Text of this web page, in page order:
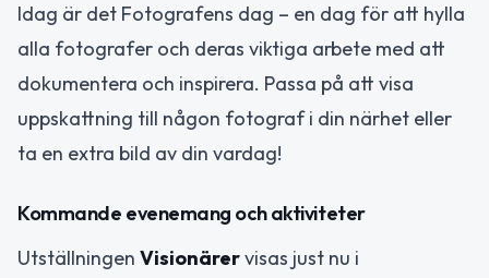
Idag är det Fotografens dag – en dag för att hylla
alla fotografer och deras viktiga arbete med att
dokumentera och inspirera. Passa på att visa
uppskattning till någon fotograf i din närhet eller
ta en extra bild av din vardag!
Kommande evenemang och aktiviteter
Utställningen Visionärervisas just nu i